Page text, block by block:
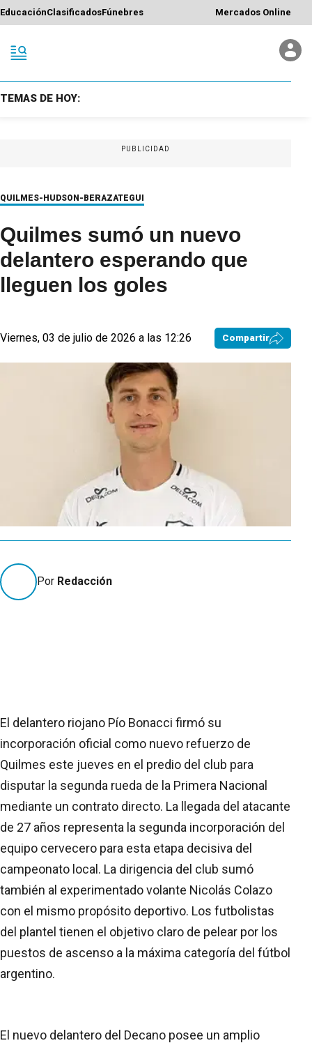
EducaciónClasificadosFúnebres Mercados Online
TEMAS DE HOY:
PUBLICIDAD
QUILMES-HUDSON-BERAZATEGUI
Quilmes sumó un nuevo
delantero esperando que
lleguen los goles
Viernes, 03 de julio de 2026 a las 12:26 Compartir
Por Redacción
El delantero riojano Pío Bonacci firmó su
incorporación oficial como nuevo refuerzo de
Quilmes este jueves en el predio del club para
disputar la segunda rueda de la Primera Nacional
mediante un contrato directo. La llegada del atacante
de 27 años representa la segunda incorporación del
equipo cervecero para esta etapa decisiva del
campeonato local. La dirigencia del club sumó
también al experimentado volante Nicolás Colazo
con el mismo propósito deportivo. Los futbolistas
del plantel tienen el objetivo claro de pelear por los
puestos de ascenso a la máxima categoría del fútbol
argentino.
El nuevo delantero del Decano posee un amplio